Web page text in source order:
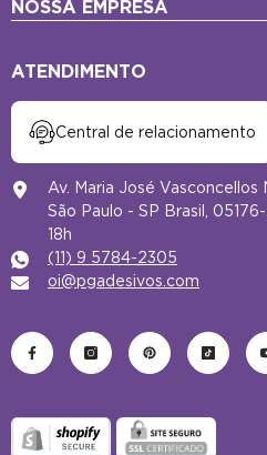
NOSSA EMPRESA
ATENDIMENTO
Central de relacionamento
Av. Maria José Vasconcellos
São Paulo - SP Brasil,
18h
(11) 9 5784-2305
oi@pgadesivos.com